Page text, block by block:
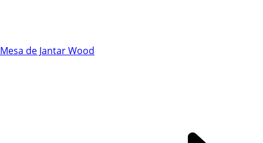
Mesa de Jantar Wood